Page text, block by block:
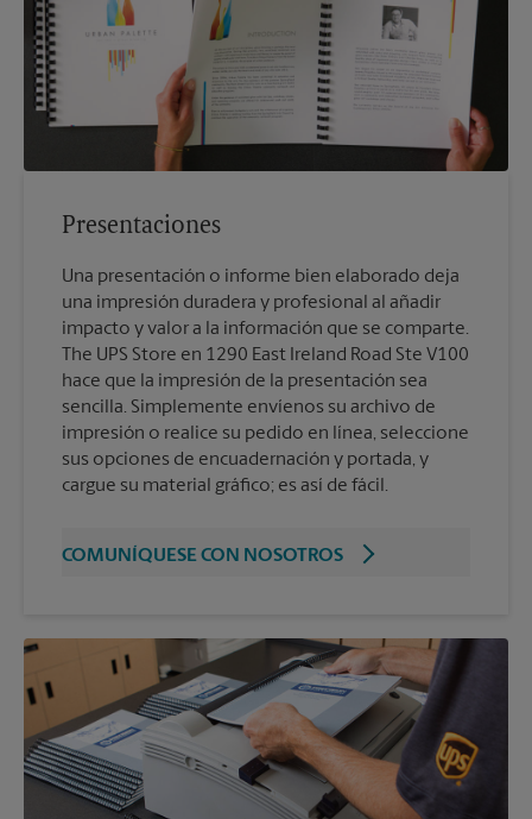
Presentaciones
Una presentación o informe bien elaborado deja
una impresión duradera y profesional al añadir
impacto y valor a la información que se comparte.
The UPS Store en 1290 East Ireland Road Ste V100
hace que la impresión de la presentación sea
sencilla. Simplemente envíenos su archivo de
impresión o realice su pedido en línea, seleccione
sus opciones de encuadernación y portada, y
cargue su material gráfico; es así de fácil.
COMUNÍQUESE CON NOSOTROS